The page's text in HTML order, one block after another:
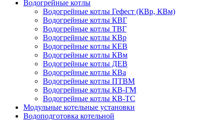
Водогрейные котлы
Водогрейные котлы Гефест (КВр, КВм)
Водогрейные котлы КВГ
Водогрейные котлы ТВГ
Водогрейные котлы КВр
Водогрейные котлы КЕВ
Водогрейные котлы КВм
Водогрейные котлы ДЕВ
Водогрейные котлы КВа
Водогрейные котлы ПТВМ
Водогрейные котлы КВ-ГМ
Водогрейные котлы КВ-ТС
Модульные котельные установки
Водоподготовка котельной